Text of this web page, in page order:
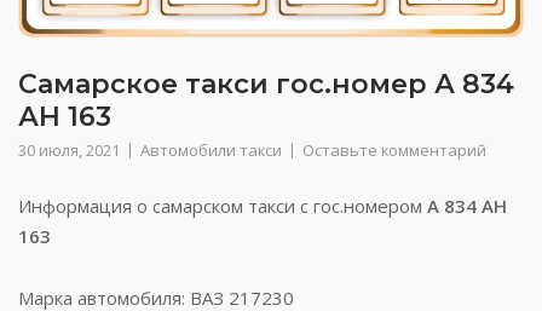
Самарское такси гос.номер А 834
АН 163
30 июля, 2021 Автомобили такси Оставьте комментарий
Информация о самарском такси с гос.номером А 834 АН
163
Марка автомобиля: ВАЗ 217230